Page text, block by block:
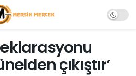
çıkıştır’